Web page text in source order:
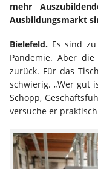
mehr
Ausbildungsmarkt
Bielefeld. Es sind
Pandemie. Aber
zurück. Für das
schwierig. „Wer gut
Schöpp,
versuche er